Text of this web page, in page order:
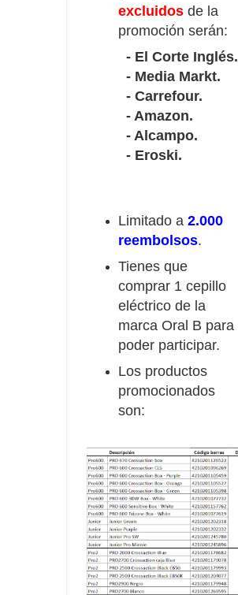
excluidos de la
promoción serán:
- El Corte Inglés.
- Media Markt.
- Carrefour.
- Amazon.
- Alcampo.
- Eroski.
Limitado a 2.000
reembolsos.
Tienes que
comprar 1 cepillo
eléctrico de la
marca Oral B para
poder participar.
Los productos
promocionados
son: